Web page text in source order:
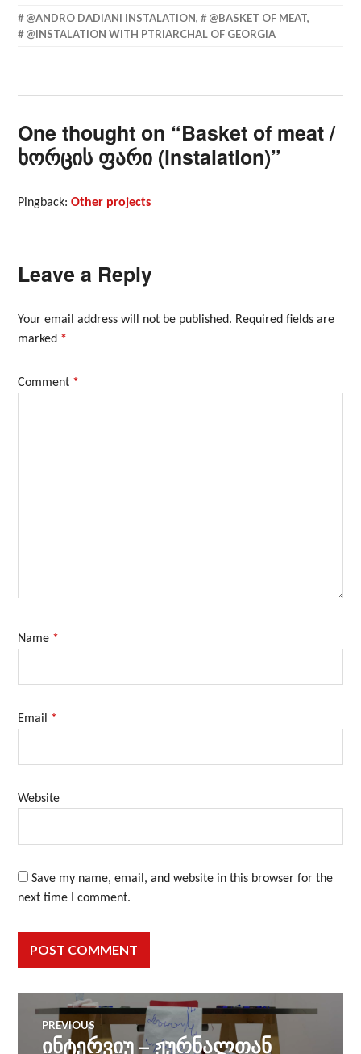
@ANDRO DADIANI INSTALATION, @BASKET OF MEAT,
@INSTALATION WITH PTRIARCHAL OF GEORGIA
One thought on “Basket of meat /
ხორცის ფარი (instalation)”
Pingback:Other projects
Leave a Reply
Your email address will not be published. Required fields are
marked *
Comment *
Name *
Email *
Website
Save my name, email, and website in this browser for the
next time I comment.
PREVIOUS
ინტერვიუ – ჟურნალთან